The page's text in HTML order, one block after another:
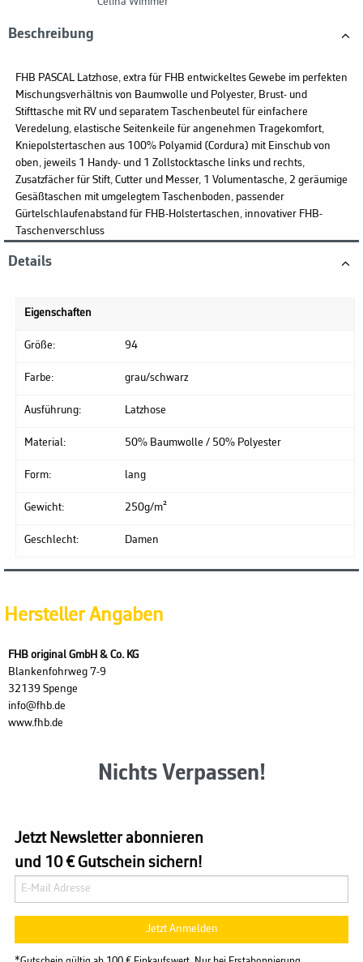
Beschreibung
FHB PASCAL Latzhose, extra für FHB entwickeltes Gewebe im perfekten
Mischungsverhältnis von Baumwolle und Polyester, Brust- und
Stifttasche mit RV und separatem Taschenbeutel für einfachere
Veredelung, elastische Seitenkeile für angenehmen Tragekomfort,
Kniepolstertaschen aus 100% Polyamid (Cordura) mit Einschub von
oben, jeweils 1 Handy- und 1 Zollstocktasche links und rechts,
Zusatzfächer für Stift, Cutter und Messer, 1 Volumentasche, 2 geräumige
Gesäßtaschen mit umgelegtem Taschenboden, passender
Gürtelschlaufenabstand für FHB-Holstertaschen, innovativer FHB-
Taschenverschluss
Details
Eigenschaften
Größe: 94
Farbe: grau/schwarz
Ausführung: Latzhose
Material: 50% Baumwolle / 50% Polyester
Form: lang
Gewicht: 250g/m²
Geschlecht: Damen
Hersteller Angaben
FHB original GmbH & Co. KG
Blankenfohrweg 7-9
32139 Spenge
info@fhb.de
www.fhb.de
Nichts Verpassen!
Jetzt Newsletter abonnieren
und 10 € Gutschein sichern!
Jetzt Anmelden